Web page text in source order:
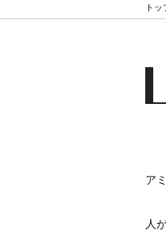
ト
ア
人